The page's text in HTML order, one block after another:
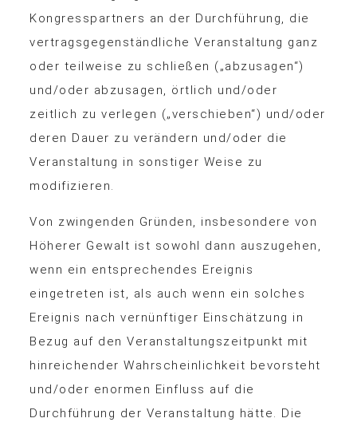
Kongresspartners an der Durchführung, die
vertragsgegenständliche Veranstaltung ganz
oder teilweise zu schließen („abzusagen“)
und/oder abzusagen, örtlich und/oder
zeitlich zu verlegen („verschieben“) und/oder
deren Dauer zu verändern und/oder die
Veranstaltung in sonstiger Weise zu
modifizieren.
Von zwingenden Gründen, insbesondere von
Höherer Gewalt ist sowohl dann auszugehen,
wenn ein entsprechendes Ereignis
eingetreten ist, als auch wenn ein solches
Ereignis nach vernünftiger Einschätzung in
Bezug auf den Veranstaltungszeitpunkt mit
hinreichender Wahrscheinlichkeit bevorsteht
und/oder enormen Einfluss auf die
Durchführung der Veranstaltung hätte. Die